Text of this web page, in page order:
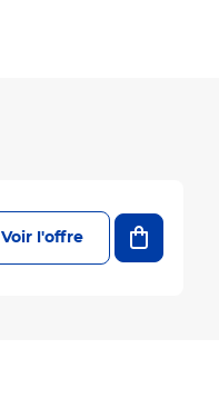
Voir l'offre
Ajouter